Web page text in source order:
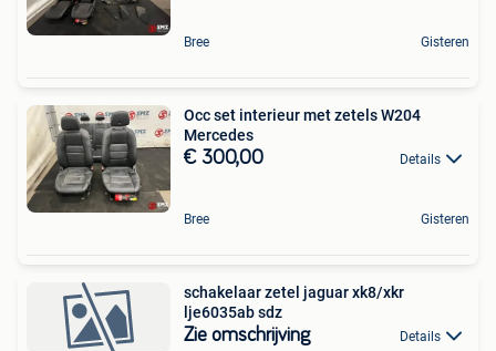
Bree Gisteren
Occ set interieur met zetels W204
Mercedes
€ 300,00 Details
Bree Gisteren
schakelaar zetel jaguar xk8/xkr
lje6035ab sdz
Zie omschrijving Details